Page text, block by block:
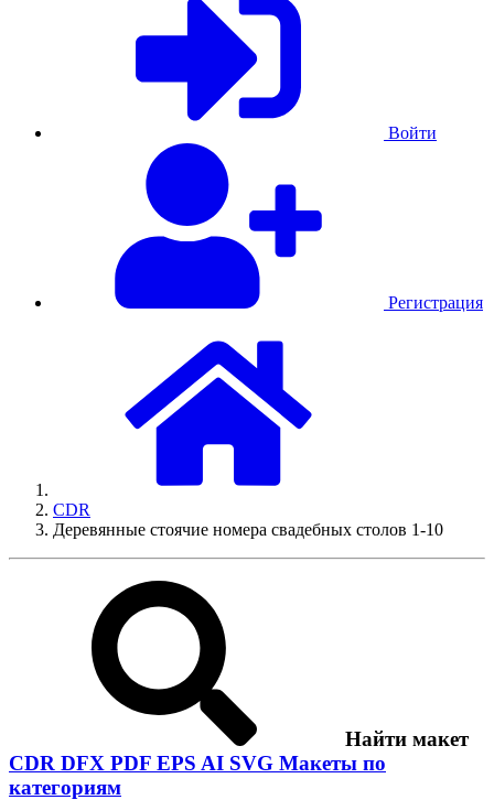
Войти
Регистрация
CDR
Деревянные стоячие номера свадебных столов 1-10
Найти макет
CDR DFX PDF EPS AI SVG Макеты по
категориям